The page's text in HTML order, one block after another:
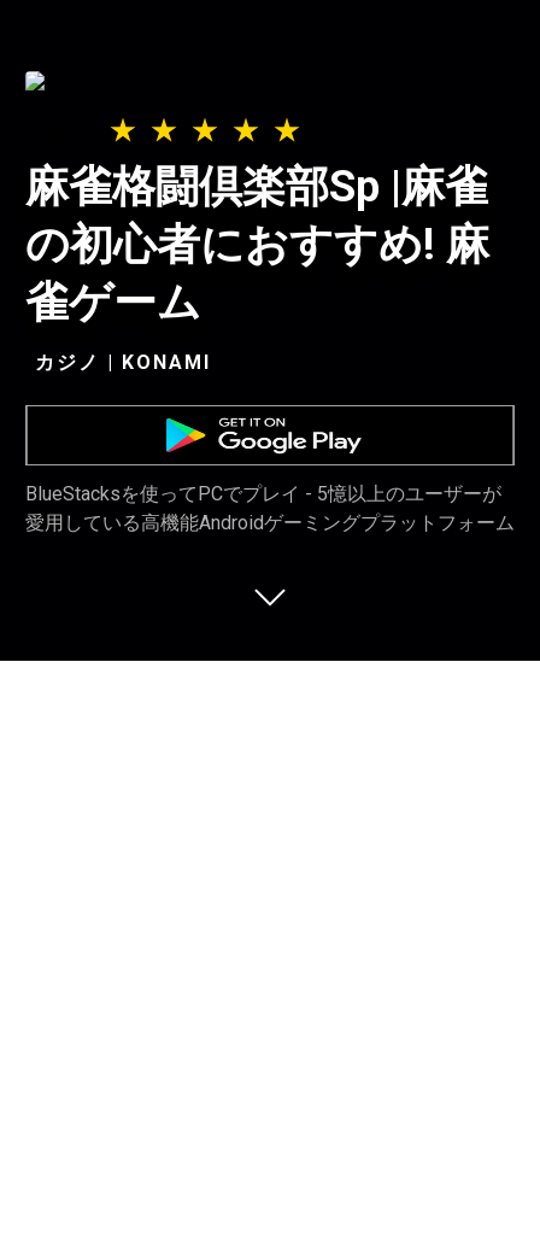
麻雀格闘倶楽部Sp |麻雀
の初心者におすすめ! 麻
雀ゲーム
カジノ | KONAMI
BlueStacksを使ってPCでプレイ - 5憶以上のユーザーが
愛用している高機能Androidゲーミングプラットフォーム